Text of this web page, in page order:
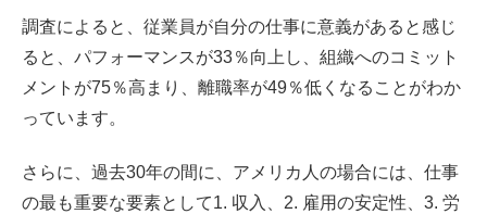
調査によると、従業員が自分の仕事に意義があると感じ
ると、パフォーマンスが33％向上し、組織へのコミット
メントが75％高まり、離職率が49％低くなることがわか
っています。
さらに、過去30年の間に、アメリカ人の場合には、仕事
の最も重要な要素として1. 収入、2. 雇用の安定性、3. 労